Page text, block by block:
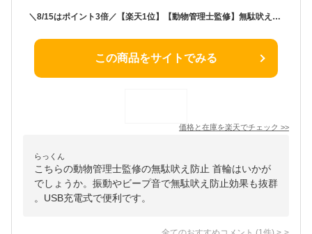
＼8/15はポイント3倍／【楽天1位】【動物管理士監修】無駄吠え防止 首輪 犬 振動 静電 無駄ぼえ 吠え防止 バークコントローラー ビープ音 グッズ 鳴き声対策 自動訓練 しつけ首輪 USB充電式 躾 ムダ吠え むだ吠え しつけ トレーニング 愛犬 犬の躾 訓練用
この商品をサイトでみる
価格と在庫を楽天でチェック >>
らっくん
こちらの動物管理士監修の無駄吠え防止 首輪はいかが
でしょうか。振動やビープ音で無駄吠え防止効果も抜群
。USB充電式で便利です。